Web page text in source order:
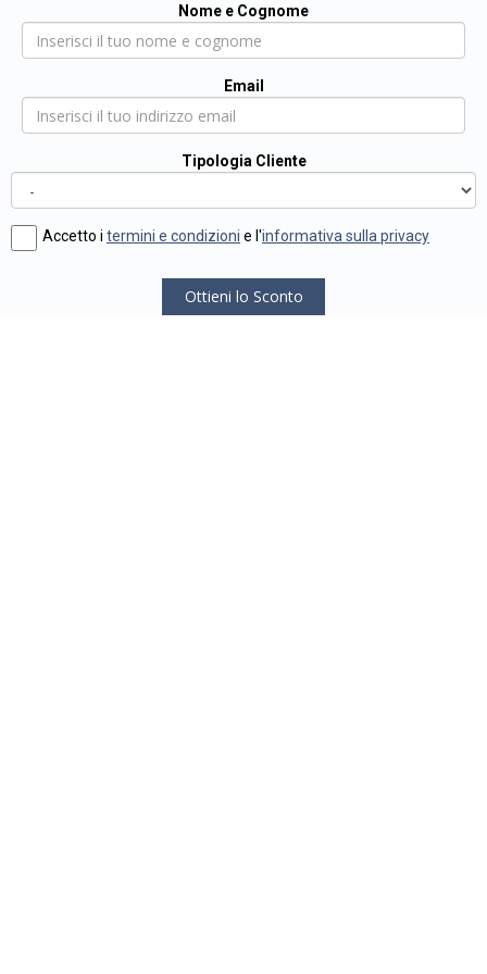
Nome e Cognome
Email
Tipologia Cliente
Accetto i termini e condizioni e l'informativa sulla privacy
Ottieni lo Sconto